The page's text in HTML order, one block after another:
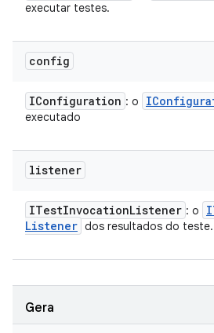
executar testes.
config
IConfiguration : o
executado
listener
ITestInvocationListener : o
Listener dos resultados do teste.
Gera